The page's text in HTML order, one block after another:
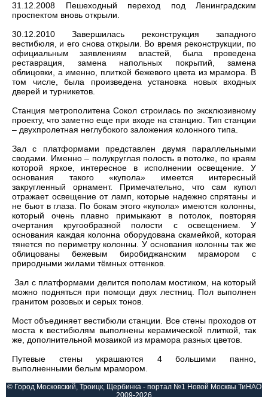
31.12.2008 Пешеходный переход под Ленинградским
проспектом вновь открыли.
30.12.2010 Завершилась реконструкция западного
вестибюля, и его снова открыли. Во время реконструкции, по
официальным заявлениям властей, была проведена
реставрация, замена напольных покрытий, замена
облицовки, а именно, плиткой бежевого цвета из мрамора. В
том числе, была произведена установка новых входных
дверей и турникетов.
Станция метрополитена Сокол строилась по эксклюзивному
проекту, что заметно еще при входе на станцию. Тип станции
– двухпролетная неглубокого заложения колонного типа.
Зал с платформами представлен двумя параллельными
сводами. Именно – полукруглая полость в потолке, по краям
которой яркое, интересное в исполнении освещение. У
основания такого «купола» имеется интересный
закругленный орнамент. Примечательно, что сам купол
отражает освещение от ламп, которые надежно спрятаны и
не бьют в глаза. По бокам этого «купола» имеются колонны,
который очень плавно примыкают в потолок, повторяя
очертания кругообразной полости с освещением. У
основания каждая колонна оборудована скамейкой, которая
тянется по периметру колонны. У основания колонны так же
облицованы бежевым биробиджанским мрамором с
природными жилами тёмных оттенков.
Зал с платформами делится пополам мостиком, на который
можно подняться при помощи двух лестниц. Пол выполнен
гранитом розовых и серых тонов.
Мост объединяет вестибюли станции. Все стены проходов от
моста к вестибюлям выполнены керамической плиткой, так
же, дополнительной мозаикой из мрамора разных цветов.
Путевые стены украшаются 4 большими панно,
выполненными белым мрамором.
© Город Московский, Троицк, Щербинка - портал №1 Новой Москвы ТиНАО
2009-2026